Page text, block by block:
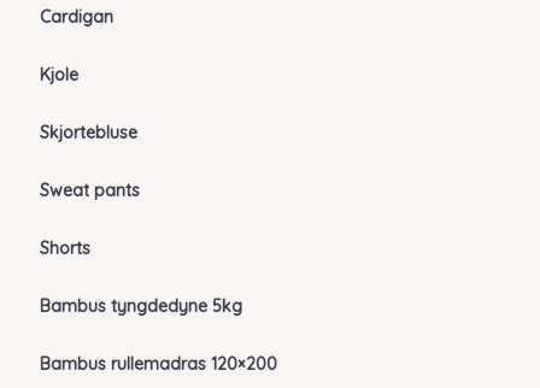
Cardigan
Kjole
Skjortebluse
Sweat pants
Shorts
Bambus tyngdedyne 5kg
Bambus rullemadras 120×200